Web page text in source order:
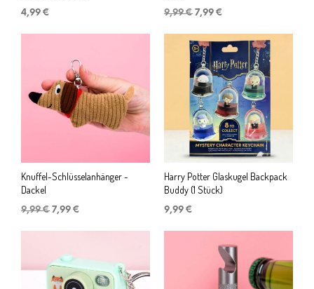
4,99 € 9,99€ Ursprünglicher
war:
9,99 €
7,99 €
ist:
7,99 €.
Knuffel-Schlüsselanhänger -
Dackel
9,99€ Ursprünglicher
war:
7,99 €
ist:
Harry Potter Glaskugel Backpack
Buddy (1 Stück)
9,99 €